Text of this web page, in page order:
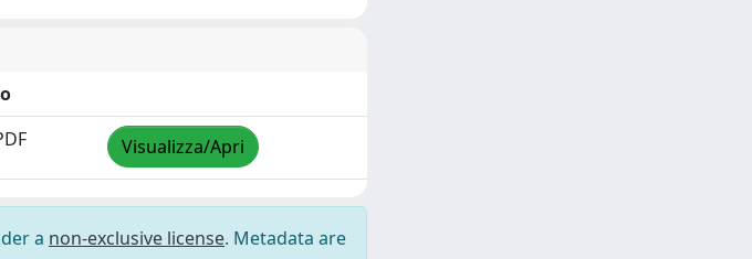
Visualizza/Apri
a non-exclusive license. Metadata are